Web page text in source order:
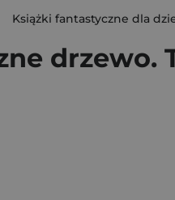
Książki fantastyczne dla
drzewo.